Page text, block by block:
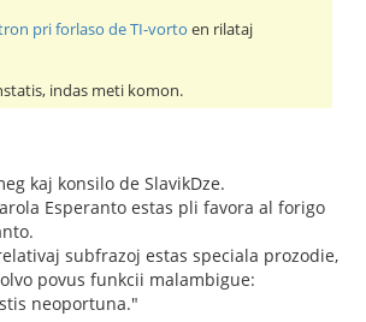
pri forlaso de TI-vorto en rilataj
indas meti komon.
kaj konsilo de SlavikDze.
Esperanto estas pli favora al forigo
subfrazoj estas speciala prozodie,
povus funkcii malambigue:
neoportuna."